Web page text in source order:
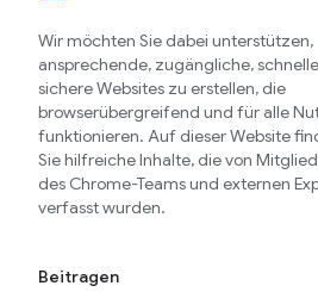
Wir möchten Sie dabei unterstützen,
ansprechende, zugängliche,
sichere Websites zu erstellen, die
browserübergreifend und für alle
funktionieren. Auf dieser Website
Sie hilfreiche Inhalte, die von
des Chrome-Teams und externen
verfasst wurden.
Beitragen